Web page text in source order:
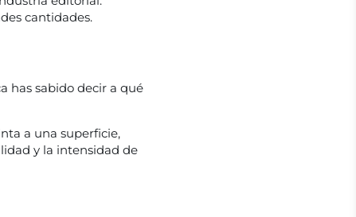
cantidades.
has sabido decir a qué
a una superficie,
y la intensidad de